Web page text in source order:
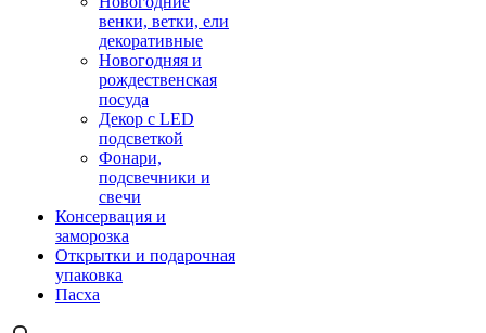
венки, ветки, ели
декоративные
Новогодняя и
рождественская
посуда
Декор с LED
подсветкой
Фонари,
подсвечники и
свечи
Консервация и
заморозка
Открытки и подарочная
упаковка
Пасха